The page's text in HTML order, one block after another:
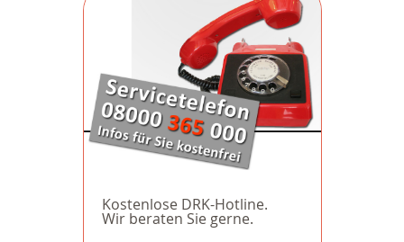
Kostenlose DRK-Hotline.
Wir beraten Sie gerne.